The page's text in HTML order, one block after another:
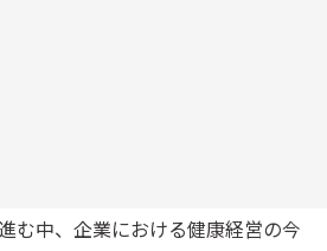
ントの高い従業員が就業している
ざす企業が増えてきています。
ポイント
む中、企業における健康経営の今